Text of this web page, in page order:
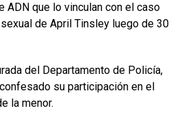
ADN que lo vinculan con el caso
de April Tinsley luego de 30
del Departamento de Policía,
su participación en el
la menor.